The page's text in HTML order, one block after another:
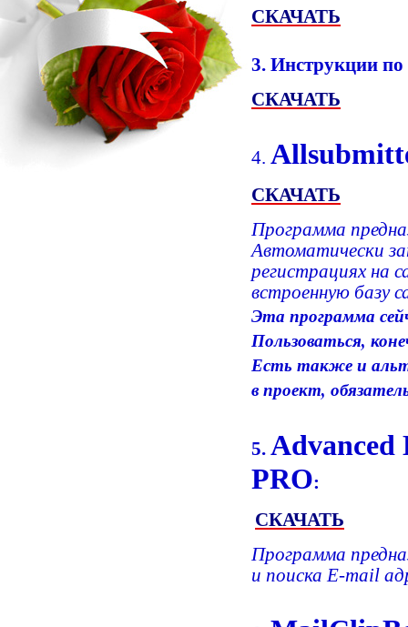
СКАЧАТЬ
3. Инструкции
СКАЧАТЬ
4.
СКАЧАТЬ
Программа
Автоматически
регистрациях на
встроенную базу
Эта программа
Пользоваться,
Есть также и
в проект,
5. Advanced
PRO:
СКАЧАТЬ
Программа
и поиска E-mail